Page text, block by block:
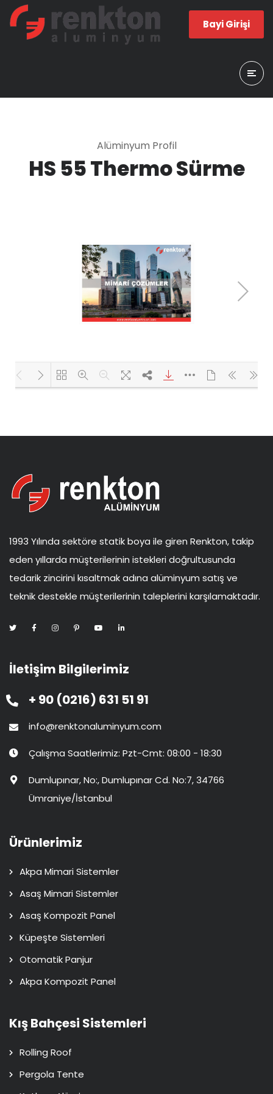
Bayi Girişi
Alüminyum Profil
HS 55 Thermo Sürme
1993 Yılında sektöre statik boya ile giren Renkton, takip
eden yıllarda müşterilerinin istekleri doğrultusunda
tedarik zincirini kısaltmak adına alüminyum satış ve
teknik destekle müşterilerinin taleplerini karşılamaktadır.
İletişim Bilgilerimiz
+ 90 (0216) 631 51 91
info@renktonaluminyum.com
Çalışma Saatlerimiz: Pzt-Cmt: 08:00 - 18:30
Dumlupınar, No:, Dumlupınar Cd. No:7, 34766
Ümraniye/İstanbul
Ürünlerimiz
Akpa Mimari Sistemler
Asaş Mimari Sistemler
Asaş Kompozit Panel
Küpeşte Sistemleri
Otomatik Panjur
Akpa Kompozit Panel
Kış Bahçesi Sistemleri
Rolling Roof
Pergola Tente